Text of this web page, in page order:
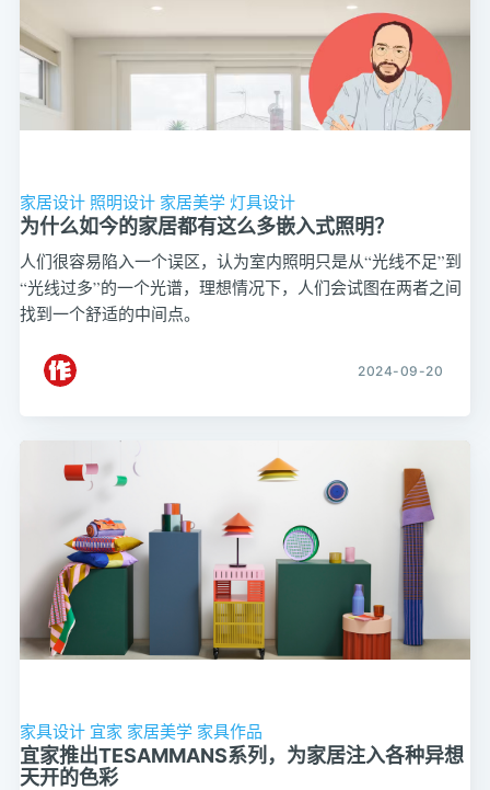
家居设计 照明设计 家居美学 灯具设计
为什么如今的家居都有这么多嵌入式照明？
人们很容易陷入一个误区，认为室内照明只是从“光线不足”到
“光线过多”的一个光谱，理想情况下，人们会试图在两者之间
找到一个舒适的中间点。
2024-09-20
家具设计 宜家 家居美学 家具作品
宜家推出TESAMMANS系列，为家居注入各种异想
天开的色彩